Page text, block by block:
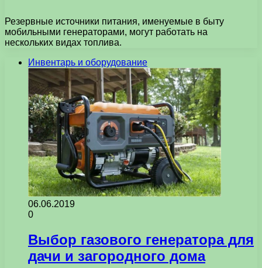
Резервные источники питания, именуемые в быту
мобильными генераторами, могут работать на
нескольких видах топлива.
Инвентарь и оборудование
06.06.2019
0
Выбор газового генератора для
дачи и загородного дома